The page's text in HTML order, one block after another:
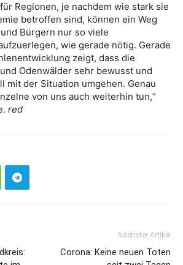
Regionen, je nachdem wie stark sie
betroffen sind, können ein Weg
Bürgern nur so viele
wie gerade nötig. Gerade
zeigt, dass die
Odenwälder sehr bewusst und
mit der Situation umgehen. Genau
von uns auch weiterhin tun,“
red
Nächster Artikel
Corona: Keine neuen Toten